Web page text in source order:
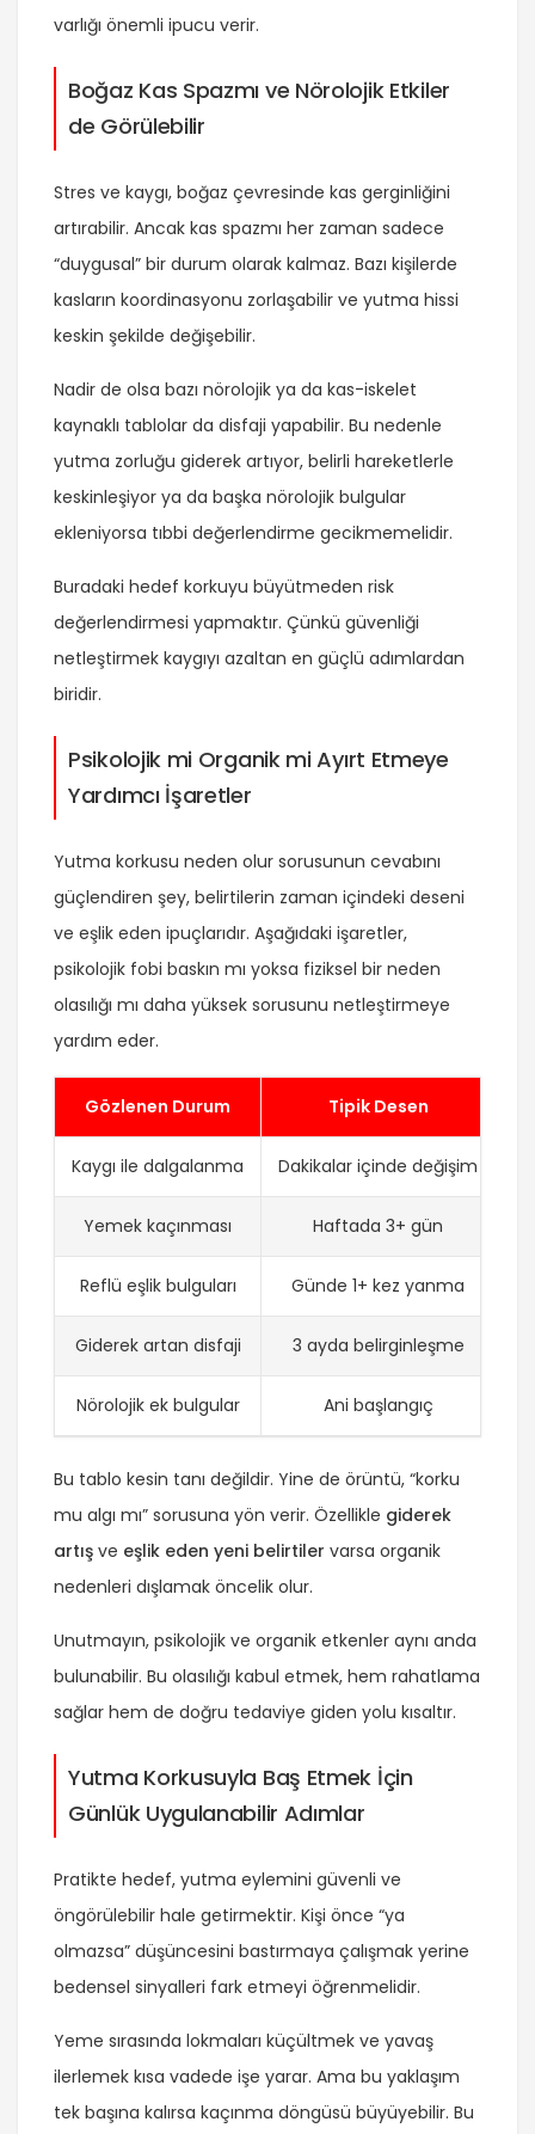
varlığı önemli ipucu verir.
Boğaz Kas Spazmı ve Nörolojik Etkiler
de Görülebilir
Stres ve kaygı, boğaz çevresinde kas gerginliğini
artırabilir. Ancak kas spazmı her zaman sadece
“duygusal” bir durum olarak kalmaz. Bazı kişilerde
kasların koordinasyonu zorlaşabilir ve yutma hissi
keskin şekilde değişebilir.
Nadir de olsa bazı nörolojik ya da kas-iskelet
kaynaklı tablolar da disfaji yapabilir. Bu nedenle
yutma zorluğu giderek artıyor, belirli hareketlerle
keskinleşiyor ya da başka nörolojik bulgular
ekleniyorsa tıbbi değerlendirme gecikmemelidir.
Buradaki hedef korkuyu büyütmeden risk
değerlendirmesi yapmaktır. Çünkü güvenliği
netleştirmek kaygıyı azaltan en güçlü adımlardan
biridir.
Psikolojik mi Organik mi Ayırt Etmeye
Yardımcı İşaretler
Yutma korkusu neden olur sorusunun cevabını
güçlendiren şey, belirtilerin zaman içindeki deseni
ve eşlik eden ipuçlarıdır. Aşağıdaki işaretler,
psikolojik fobi baskın mı yoksa fiziksel bir neden
olasılığı mı daha yüksek sorusunu netleştirmeye
yardım eder.
Gözlenen Durum Tipik Desen
Kaygı ile dalgalanma Dakikalar içinde değişim
Yemek kaçınması Haftada 3+ gün
Reflü eşlik bulguları Günde 1+ kez yanma
Giderek artan disfaji 3 ayda belirginleşme
Nörolojik ek bulgular Ani başlangıç
Bu tablo kesin tanı değildir. Yine de örüntü, “korku
mu algı mı” sorusuna yön verir. Özellikle giderek
artış ve eşlik eden yeni belirtiler varsa organik
nedenleri dışlamak öncelik olur.
Unutmayın, psikolojik ve organik etkenler aynı anda
bulunabilir. Bu olasılığı kabul etmek, hem rahatlama
sağlar hem de doğru tedaviye giden yolu kısaltır.
Yutma Korkusuyla Baş Etmek İçin
Günlük Uygulanabilir Adımlar
Pratikte hedef, yutma eylemini güvenli ve
öngörülebilir hale getirmektir. Kişi önce “ya
olmazsa” düşüncesini bastırmaya çalışmak yerine
bedensel sinyalleri fark etmeyi öğrenmelidir.
Yeme sırasında lokmaları küçültmek ve yavaş
ilerlemek kısa vadede işe yarar. Ama bu yaklaşım
tek başına kalırsa kaçınma döngüsü büyüyebilir. Bu